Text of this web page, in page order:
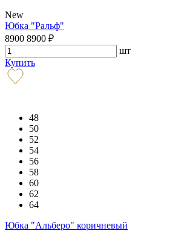
New
Юбка "Ральф"
8900 8900 ₽
шт
Купить
48
50
52
54
56
58
60
62
64
Юбка "Альберо" коричневый